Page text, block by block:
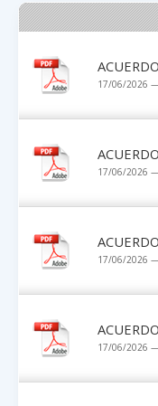
17/06/2026
17/06/2026
17/06/2026
17/06/2026